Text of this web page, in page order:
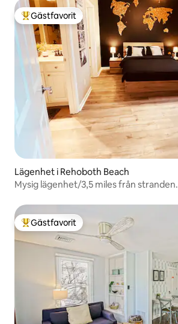
Populär gästfavorit
Gästfavorit
Lägenhet i Rehoboth Beach
Mysig lägenhet/3,5 miles från stranden.
Populär gästfavorit
Gästfavorit